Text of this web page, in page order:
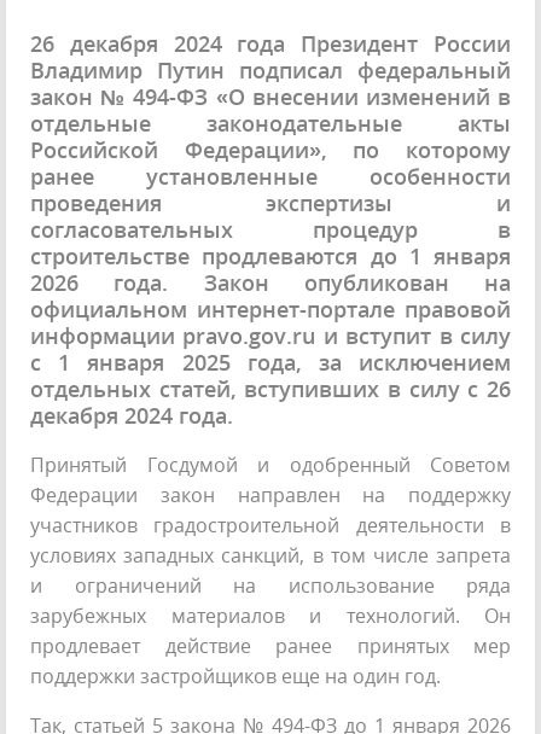
26 декабря 2024 года Президент России
Владимир Путин подписал федеральный
закон № 494-ФЗ «О внесении изменений в
отдельные законодательные акты
Российской Федерации», по которому
ранее установленные особенности
проведения экспертизы и
согласовательных процедур в
строительстве продлеваются до 1 января
2026 года. Закон опубликован на
официальном интернет-портале правовой
информации pravo.gov.ru и вступит в силу
с 1 января 2025 года, за исключением
отдельных статей, вступивших в силу с 26
декабря 2024 года.
Принятый Госдумой и одобренный Советом
Федерации закон направлен на поддержку
участников градостроительной деятельности в
условиях западных санкций, в том числе запрета
и ограничений на использование ряда
зарубежных материалов и технологий. Он
продлевает действие ранее принятых мер
поддержки застройщиков еще на один год.
Так, статьей 5 закона № 494-ФЗ до 1 января 2026